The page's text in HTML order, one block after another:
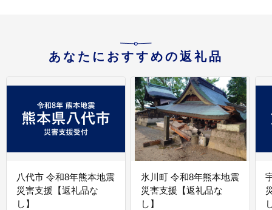
あなたにおすすめの返礼品
八代市 令和8年熊本地震
災害支援【返礼品な
し】
氷川町 令和8年熊本地震
災害支援【返礼品な
し】